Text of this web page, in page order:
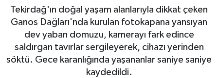
Tekirdağ'ın doğal yaşam alanlarıyla dikkat çeken
Ganos Dağları'nda kurulan fotokapana yansıyan
dev yaban domuzu, kamerayı fark edince
saldırgan tavırlar sergileyerek, cihazı yerinden
söktü. Gece karanlığında yaşananlar saniye saniye
kaydedildi.
SİYASET
YAŞAM
SPOR
Son Dakika Haberleri
Haber Arşivi